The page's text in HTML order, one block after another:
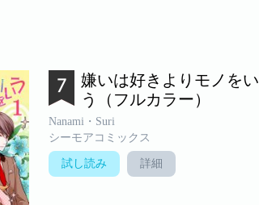
嫌いは好きよりモノをい
う（フルカラー）
Nanami・Suri
シーモアコミックス
試し読み 詳細